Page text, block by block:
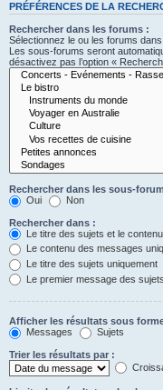
PRÉFÉRENCES DE LA
Rechercher dans les forums :
Sélectionnez le ou les forums
Les sous-forums seront
désactivez pas l’option «
Rechercher dans les sous-
Oui
Non
Rechercher dans :
Le titre des sujets et le
Le contenu des messages
Le titre des sujets uniquement
Le premier message des
Afficher les résultats sous
Messages
Sujets
Trier les résultats par :